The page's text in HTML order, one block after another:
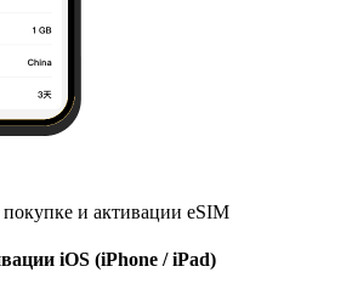
и активации eSIM
iOS (iPhone / iPad)